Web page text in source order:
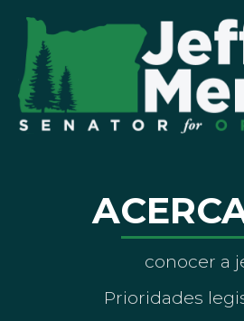
conocer a
Prioridades